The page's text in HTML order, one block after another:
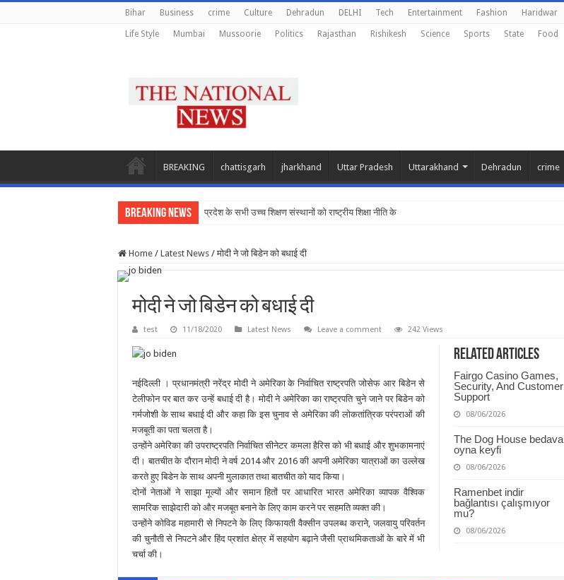
Bihar Business crime Culture Dehradun DELHI Tech Entertainment Fashion Haridwar
Life Style Mumbai Mussoorie Politics Rajasthan Rishikesh Science Sports State Food
BREAKING chattisgarh jharkhand Uttar Pradesh Uttarakhand Dehradun crime
Breaking News प्रदेश के सभी उच्च शिक्षण संस्थानों को राष्ट्रीय शिक्षा नीति के अनुरूप मॉड
Home / Latest News / मोदी ने जो बिडेन को बधाई दी
मोदी ने जो बिडेन को बधाई दी
test 11/18/2020 Latest News Leave a comment 242 Views
Related Articles
Fairgo Casino Games,
Security, And Customer
Support
08/06/2026
The Dog House bedava
oyna keyfi
08/06/2026
Ramenbet indir
bağlantısı çalışmıyor
mu?
08/06/2026
नईदिल्ली । प्रधानमंत्री नरेंद्र मोदी ने अमेरिका के निर्वाचित राष्ट्रपति जोसेफ आर बिडेन से
टेलीफोन पर बात कर उन्हें बधाई दी है। मोदी ने अमेरिका का राष्ट्रपति चुने जाने पर बिडेन को
गर्मजोशी के साथ बधाई दी और कहा कि इस चुनाव से अमेरिका की लोकतांत्रिक परंपराओं की
मजबूती का पता चलता है।
उन्होंने अमेरिका की उपराष्ट्रपति निर्वाचित सीनेटर कमला हैरिस को भी बधाई और शुभकामनाएं
दी। बातचीत के दौरान मोदी ने वर्ष 2014 और 2016 की अपनी अमेरिका यात्राओं का उल्लेख
करते हुए बिडेन के साथ अपनी मुलाकात तथा बातचीत को याद किया।
दोनों नेताओं ने साझा मूल्यों और समान हितों पर आधारित भारत अमेरिका व्यापक वैश्विक
सामरिक साझेदारी को और मजबूत बनाने के लिए काम करने पर सहमति व्यक्त की।
उन्होंने कोविड महामारी से निपटने के लिए किफायती वैक्सीन उपलब्ध कराने, जलवायु परिवर्तन
की चुनौती से निपटने और हिंद प्रशांत क्षेत्र में सहयोग बढ़ाने जैसी प्राथमिकताओं के बारे में भी
चर्चा की।